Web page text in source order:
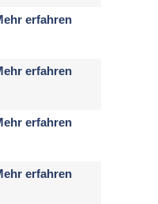
erfahren
erfahren
erfahren
erfahren